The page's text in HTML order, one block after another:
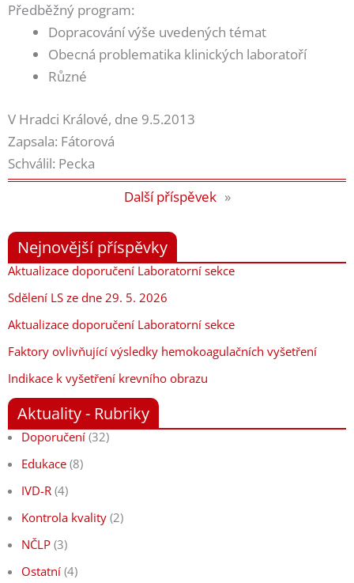
Předběžný program:
Dopracování výše uvedených témat
Obecná problematika klinických laboratoří
Různé
V Hradci Králové, dne 9.5.2013
Zapsala: Fátorová
Schválil: Pecka
Další příspěvek »
Nejnovější příspěvky
Aktualizace doporučení Laboratorní sekce
Sdělení LS ze dne 29. 5. 2026
Aktualizace doporučení Laboratorní sekce
Faktory ovlivňující výsledky hemokoagulačních vyšetření
Indikace k vyšetření krevního obrazu
Aktuality - Rubriky
Doporučení (32)
Edukace (8)
IVD-R (4)
Kontrola kvality (2)
NČLP (3)
Ostatní (4)